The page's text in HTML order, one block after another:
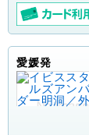
愛媛発